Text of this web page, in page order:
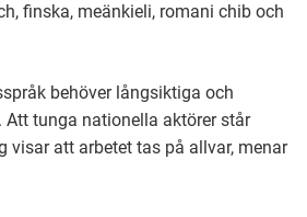
finska, meänkieli, romani chib och
behöver långsiktiga och
tunga nationella aktörer står
visar att arbetet tas på allvar, menar